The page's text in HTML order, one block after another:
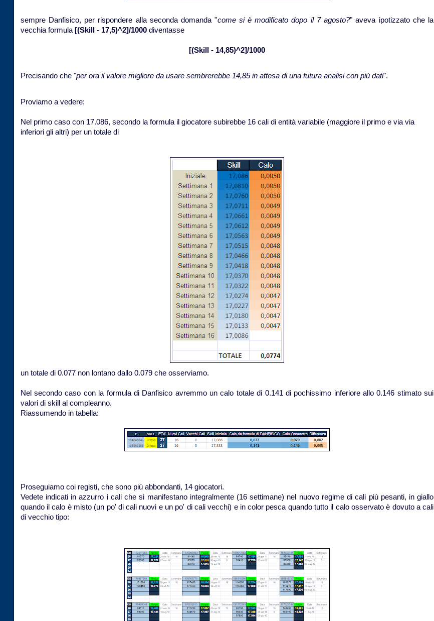
sempre Danfisico, per rispondere alla seconda domanda "come si è modificato dopo il 7 agosto?" aveva ipotizzato che la
vecchia formula [(Skill - 17,5)^2]/1000diventasse
[(Skill - 14,85)^2]/1000
Precisando che "per ora il valore migliore da usare sembrerebbe 14,85 in attesa di una futura analisi con più dati".
Proviamo a vedere:
Nel primo caso con 17.086, secondo la formula il giocatore subirebbe 16 cali di entità variabile (maggiore il primo e via via
inferiori gli altri) per un totale di
un totale di 0.077 non lontano dallo 0.079 che osserviamo.
Nel secondo caso con la formula di Danfisico avremmo un calo totale di 0.141 di pochissimo inferiore allo 0.146 stimato sui
valori di skill al compleanno.
Riassumendo in tabella:
Proseguiamo coi registi, che sono più abbondanti, 14 giocatori.
Vedete indicati in azzurro i cali che si manifestano integralmente (16 settimane) nel nuovo regime di cali più pesanti, in giallo
quando il calo è misto (un po' di cali nuovi e un po' di cali vecchi) e in color pesca quando tutto il calo osservato è dovuto a cali
di vecchio tipo: